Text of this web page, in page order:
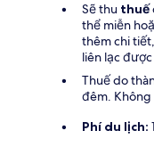
Sẽ thu thuế
thể miễn
thêm chi
liên lạc
Thuế do
đêm. Không
Phí du lịch: